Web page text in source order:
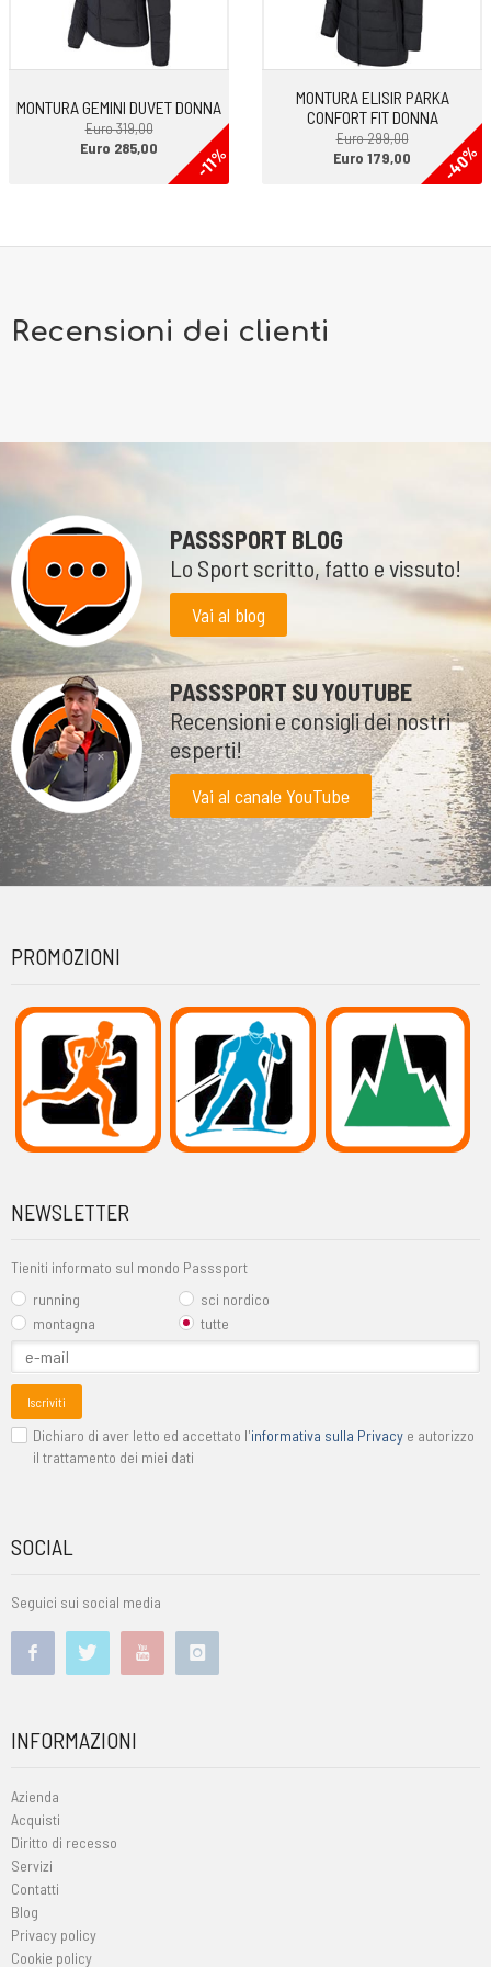
MONTURA GEMINI DUVET DONNA
Euro 319,00
-11%
Euro 285,00
MONTURA ELISIR PARKA
CONFORT FIT DONNA
Euro 299,00
-40%
Euro 179,00
Recensioni dei clienti
PASSSPORT BLOG
Lo Sport scritto, fatto e vissuto!
Vai al blog
PASSSPORT SU YOUTUBE
Recensioni e consigli dei nostri
esperti!
Vai al canale YouTube
PROMOZIONI
NEWSLETTER
Tieniti informato sul mondo Passsport
running
sci nordico
montagna
tutte
Iscriviti
Dichiaro di aver letto ed accettato l'informativa sulla Privacy e autorizzo
il trattamento dei miei dati
SOCIAL
Seguici sui social media
INFORMAZIONI
Azienda
Acquisti
Diritto di recesso
Servizi
Contatti
Blog
Privacy policy
Cookie policy